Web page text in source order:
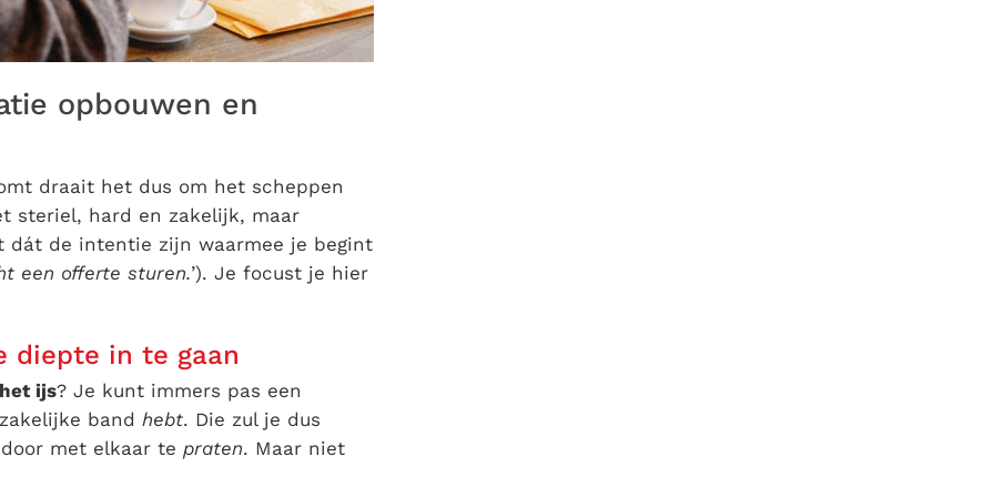
opbouwen en
draait het dus om het scheppen
steriel, hard en zakelijk, maar
dát de intentie zijn waarmee je begint
een offerte sturen.’). Je focust je hier
diepte in te gaan
ijs? Je kunt immers pas een
band hebt. Die zul je dus
met elkaar te praten. Maar niet